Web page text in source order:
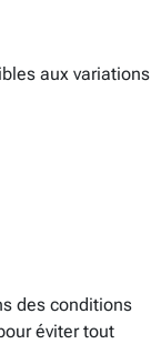
aux variations
des conditions
éviter tout